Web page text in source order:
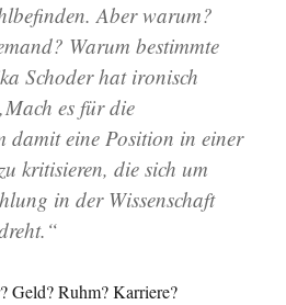
Aber warum?
Warum bestimmte
Schoder hat ironisch
es für die
damit eine Position in einer
kritisieren, die sich um
in der Wissenschaft
Geld? Ruhm? Karriere?